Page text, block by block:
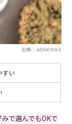
出典：adobestock
すい
で選んでもOKで